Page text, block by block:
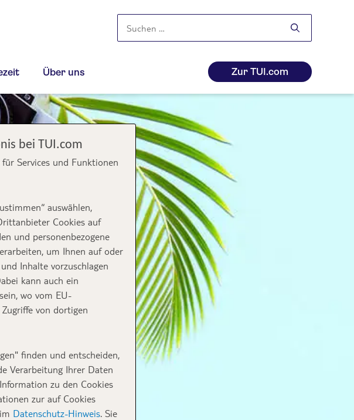
nach:
Über uns Zur TUI.com
bei TUI.com
Services und Funktionen
auswählen,
Cookies auf
und personenbezogene
um Ihnen auf oder
Inhalte vorzuschlagen
kann auch ein
wo vom EU-
von dortigen
finden und entscheiden,
Verarbeitung Ihrer Daten
zu den Cookies
zur auf Cookies
Datenschutz-Hinweis. Sie